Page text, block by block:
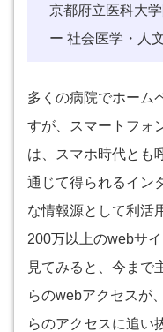
京都府立医科大
ー 社会医学・人
多くの病院でホーム
すが、スマートフォ
は、スマホ時代とも
通じて得られるイン
な情報源として利活
200万以上のwebサ
見てみると、今まで
らのwebアクセスが
らのアクセスに追い